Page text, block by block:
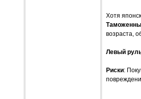
Хотя
возраста,
Левый
Риски: